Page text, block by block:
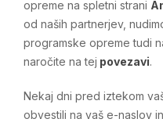
opreme na spletni strani
od naših partnerjev,
programske opreme tudi
naročite na tej povezavi.
Nekaj dni pred iztekom
obvestili na vaš e-naslov